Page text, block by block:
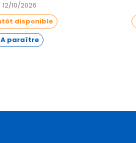
12/10/2026
disponible
A paraître